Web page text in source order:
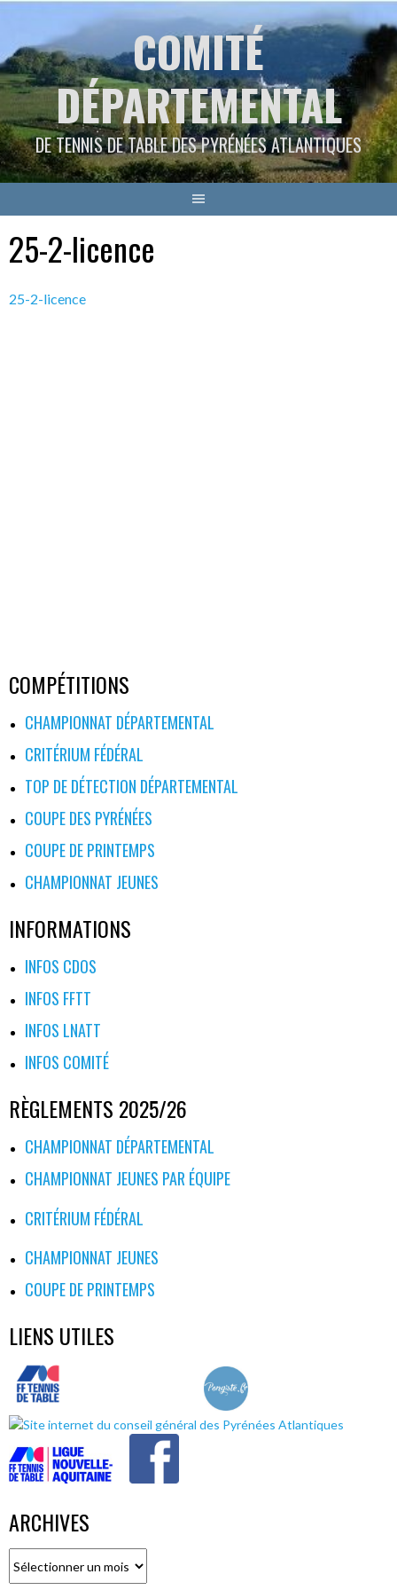
contenu
COMITÉ
DÉPARTEMENTAL
DE TENNIS DE TABLE DES PYRÉNÉES ATLANTIQUES
25-2-licence
25-2-licence
COMPÉTITIONS
CHAMPIONNAT DÉPARTEMENTAL
CRITÉRIUM FÉDÉRAL
TOP DE DÉTECTION DÉPARTEMENTAL
COUPE DES PYRÉNÉES
COUPE DE PRINTEMPS
CHAMPIONNAT JEUNES
INFORMATIONS
INFOS CDOS
INFOS FFTT
INFOS LNATT
INFOS COMITÉ
RÈGLEMENTS 2025/26
CHAMPIONNAT DÉPARTEMENTAL
CHAMPIONNAT JEUNES PAR ÉQUIPE
CRITÉRIUM FÉDÉRAL
CHAMPIONNAT JEUNES
COUPE DE PRINTEMPS
LIENS UTILES
ARCHIVES